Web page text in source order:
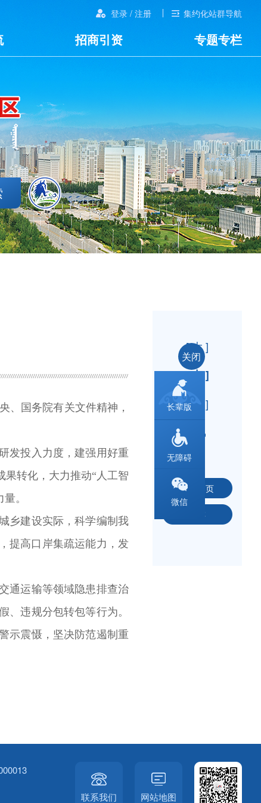
登录 / 注册 集约化站群导航
招商引资 专题专栏
、国务院有关文件精神，
发投入力度，建强用好重
转化，大力推动“人工智
。
乡建设实际，科学编制我
提高口岸集疏运能力，发
通运输等领域隐患排查治
、违规分包转包等行为。
示震慑，坚决防范遏制重
[ 大 ]
[ 中 ]
[ 小 ]
打印本页
保存
联系我们 网站地图
长辈版
无障碍
微信
关闭